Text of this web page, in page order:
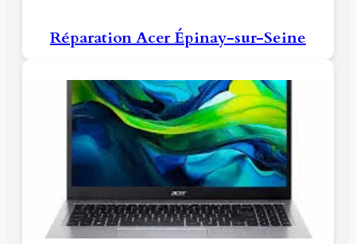
Réparation Acer Épinay-sur-Seine